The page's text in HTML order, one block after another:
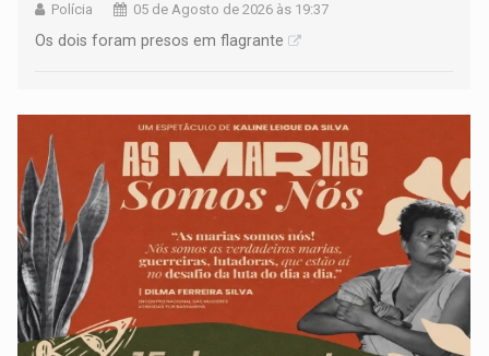
Polícia 05 de Agosto de 2026 às 19:37
Os dois foram presos em flagrante